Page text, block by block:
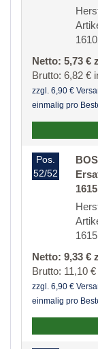
Netto: 5,73 €
Brutto: 6,82 €
zzgl. 6,90 €
einmalig pro
Pos.
52/52
Netto: 9,33 €
Brutto: 11,10
zzgl. 6,90 €
einmalig pro